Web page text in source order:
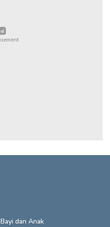
Bayi dan Anak